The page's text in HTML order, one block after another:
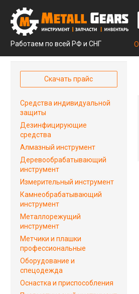
Работаем по всей РФ и СНГ
Скачать прайс
Средства индивидуальной
защиты
Дезинфицирующие
средства
Алмазный инструмент
Деревообрабатывающий
инструмент
Измерительный инструмент
Камнеобрабатывающий
инструмент
Металлорежущий
инструмент
Метчики и плашки
профессиональные
Оборудование и
спецодежда
Оснастка и приспособления